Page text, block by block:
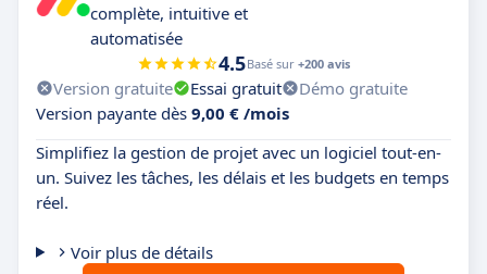
complète, intuitive et
automatisée
4.5Basé sur +200 avis
Version gratuite Essai gratuit
Démo gratuite
Version payante dès 9,00 € /mois
Simplifiez la gestion de projet avec un logiciel tout-en-
un. Suivez les tâches, les délais et les budgets en temps
réel.
Voir plus de détails